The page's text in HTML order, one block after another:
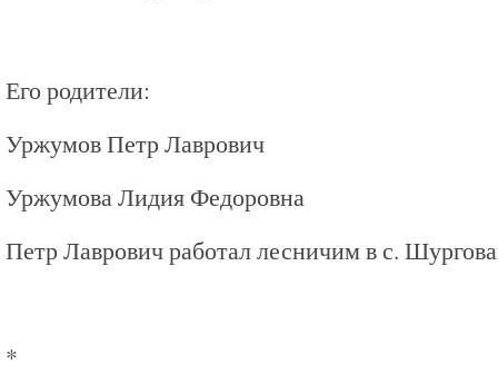
Его родители:
Уржумов Петр Лаврович
Уржумова Лидия Федоровна
Петр Лаврович работал лесничим в с.
*